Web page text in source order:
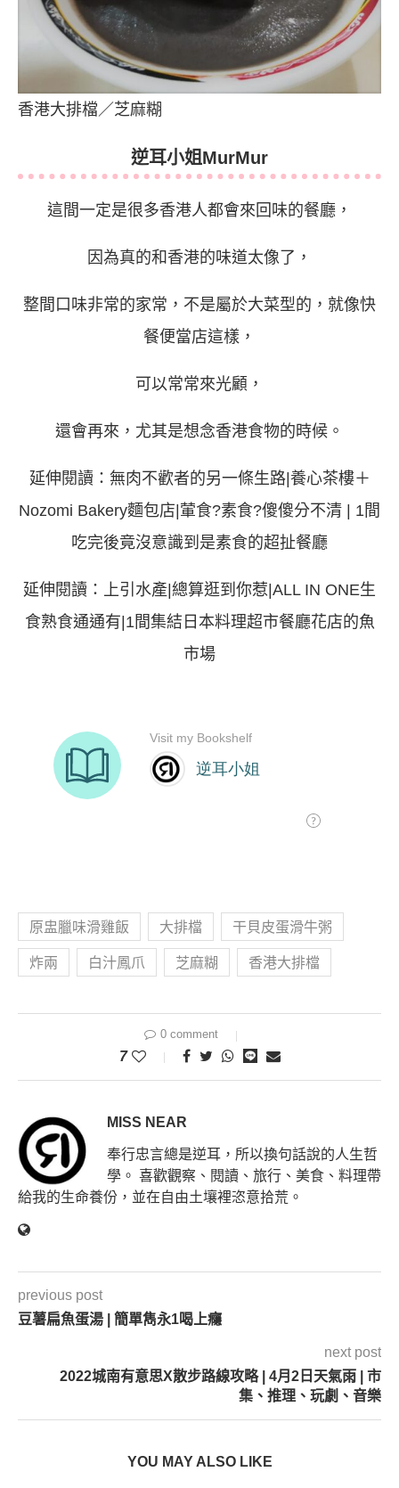
香港大排檔／芝麻糊
逆耳小姐MurMur
這間一定是很多香港人都會來回味的餐廳，
因為真的和香港的味道太像了，
整間口味非常的家常，不是屬於大菜型的，就像快
餐便當店這樣，
可以常常來光顧，
還會再來，尤其是想念香港食物的時候。
延伸閱讀： 無肉不歡者的另一條生路|養心茶樓＋
Nozomi Bakery麵包店|葷食?素食?傻傻分不清 | 1間
吃完後竟沒意識到是素食的超扯餐廳
延伸閱讀： 上引水產|總算逛到你惹|ALL IN ONE生
食熟食通通有|1間集結日本料理超市餐廳花店的魚
市場
原盅臘味滑雞飯 大排檔 干貝皮蛋滑牛粥
炸兩 白汁鳳爪 芝麻糊 香港大排檔
0 comment
7
MISS NEAR
奉行忠言總是逆耳，所以換句話說的人生哲
學。 喜歡觀察、閱讀、旅行、美食、料理帶
給我的生命養份，並在自由土壤裡恣意拾荒。
previous post
豆薯扁魚蛋湯 | 簡單雋永1喝上癮
next post
2022城南有意思X散步路線攻略 | 4月2日天氣雨 | 市
集、推理、玩劇、音樂
YOU MAY ALSO LIKE